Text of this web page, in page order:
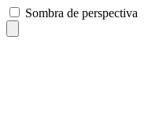
Sombra de perspectiva